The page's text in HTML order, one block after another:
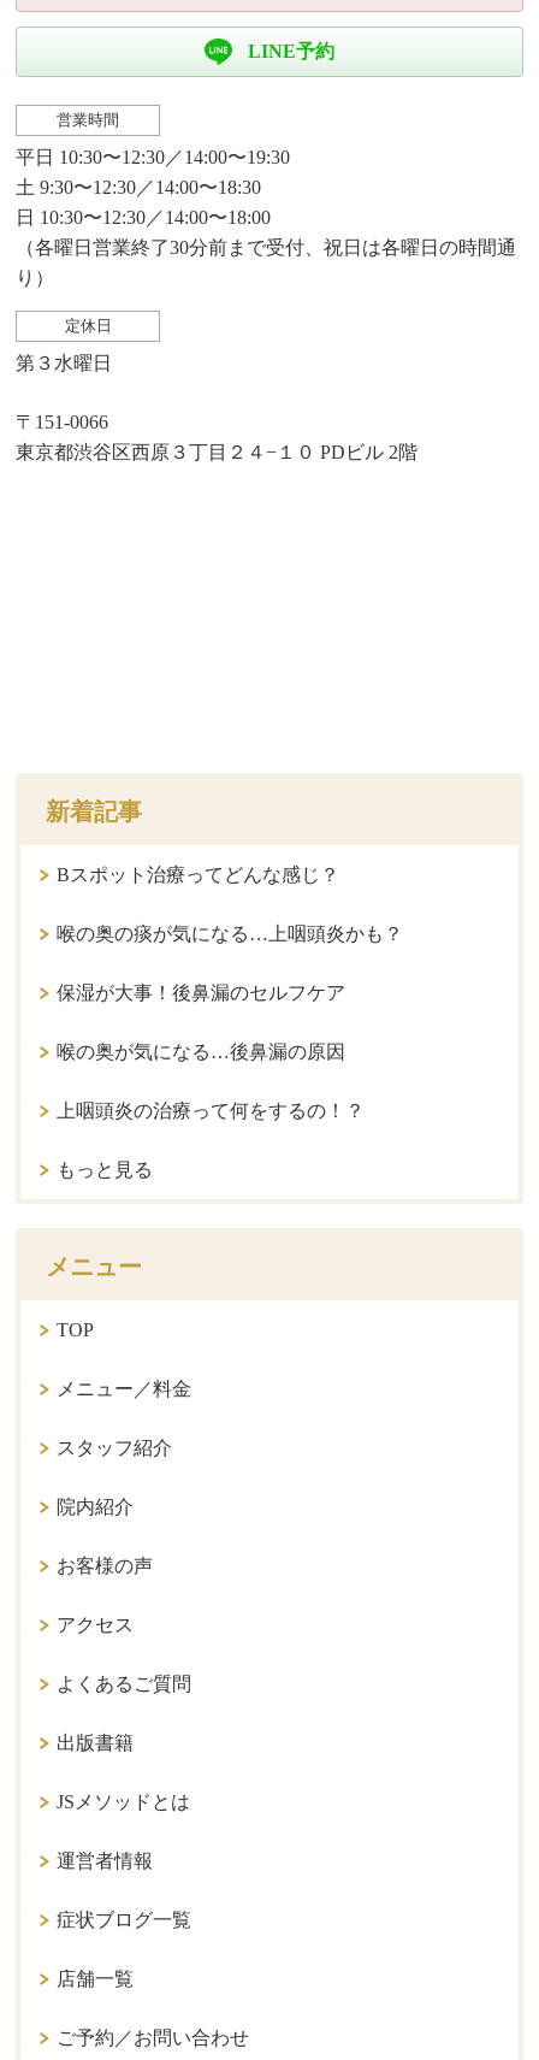
LINE予約
営業時間
平日 10:30〜12:30／14:00〜19:30
土 9:30〜12:30／14:00〜18:30
日 10:30〜12:30／14:00〜18:00
（各曜日営業終了30分前まで受付、祝日は各曜日の時間通
り）
定休日
第３水曜日
〒151-0066
東京都渋谷区西原３丁目２４−１０ PDビル 2階
新着記事
Bスポット治療ってどんな感じ？
喉の奥の痰が気になる…上咽頭炎かも？
保湿が大事！後鼻漏のセルフケア
喉の奥が気になる…後鼻漏の原因
上咽頭炎の治療って何をするの！？
もっと見る
メニュー
TOP
メニュー／料金
スタッフ紹介
院内紹介
お客様の声
アクセス
よくあるご質問
出版書籍
JSメソッドとは
運営者情報
症状ブログ一覧
店舗一覧
ご予約／お問い合わせ